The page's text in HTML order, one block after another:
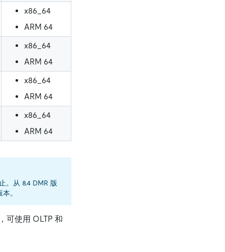
x86_64
ARM 64
x86_64
ARM 64
x86_64
ARM 64
x86_64
ARM 64
。从 8.4 DMR 版
。
可使用 OLTP 和